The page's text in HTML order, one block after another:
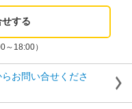
する
～18:00）
お問い合せくださ